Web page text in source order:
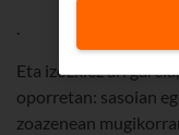
.
Eta izozkiez ari
oporretan: sasoian
zoazenean